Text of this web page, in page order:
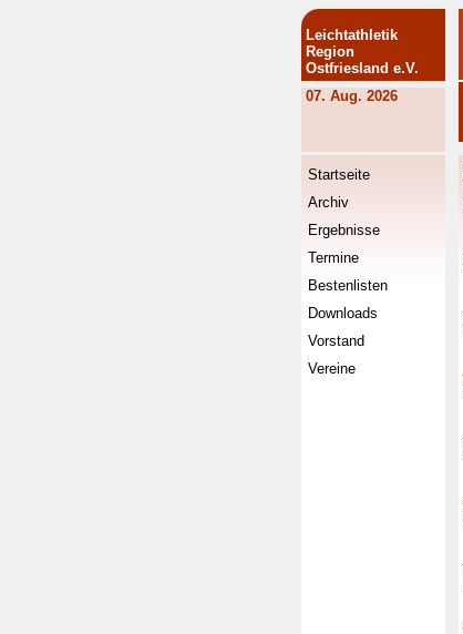
Leichtathletik
Region
Ostfriesland e.V.
07. Aug. 2026
Startseite
Archiv
Ergebnisse
Termine
Bestenlisten
Downloads
Vorstand
Vereine